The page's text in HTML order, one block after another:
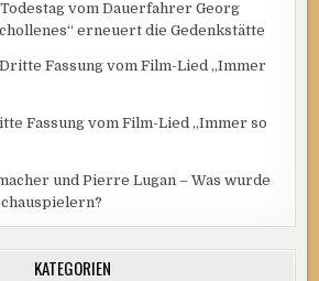
vom Dauerfahrer Georg
erneuert die Gedenkstätte
Dritte Fassung vom Film-Lied „Immer
Fassung vom Film-Lied „Immer so
und Pierre Lugan – Was wurde
KATEGORIEN